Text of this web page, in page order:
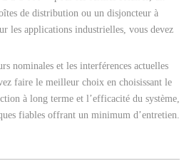
de distribution ou un disjoncteur à
les applications industrielles, vous devez
nominales et les interférences actuelles
faire le meilleur choix en choisissant le
à long terme et l’efficacité du système,
fiables offrant un minimum d’entretien.